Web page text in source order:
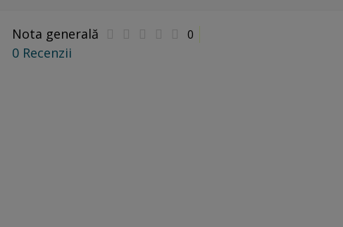
Nota generală 0
0 Recenzii